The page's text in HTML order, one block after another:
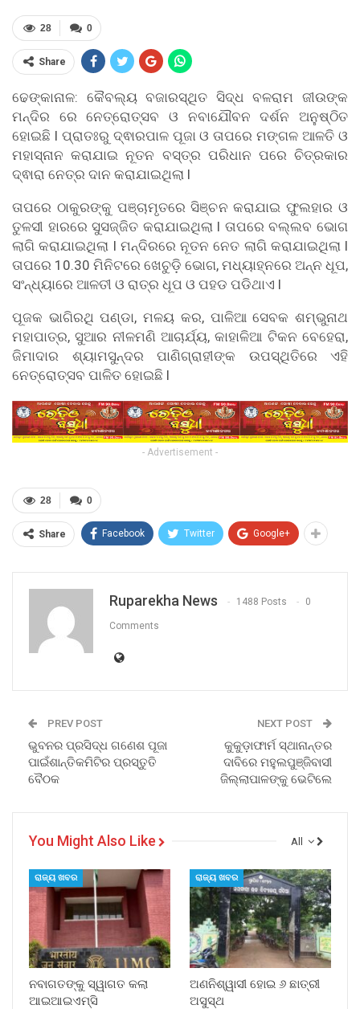
0
28
Share
ଢେଙ୍କାନାଳ: କୈବଲ୍ୟ ବଜାରସ୍ଥିତ ସିଦ୍ଧ ବଳରାମ ଜୀଉଙ୍କ
ମନ୍ଦିର ରେ ନେତ୍ରୋତ୍ସବ ଓ ନବାଯୌବନ ଦର୍ଶନ ଅନୁଷ୍ଠିତ
ହୋଇଛି l ପ୍ରାତଃରୁ ଦ୍ଵାରପାଳ ପୂଜା ଓ ତାପରେ ମଙ୍ଗଳ ଆଳତି ଓ
ମହାସ୍ନାନ କରାଯାଇ ନୂତନ ବସ୍ତ୍ର ପରିଧାନ ପରେ ଚିତ୍ରକାର
ଦ୍ଵାରା ନେତ୍ର ଦାନ କରାଯାଇଥିଲା l
ତାପରେ ଠାକୁରଙ୍କୁ ପଞ୍ଚାମୃତରେ ସିଞ୍ଚନ କରାଯାଇ ଫୁଲହାର ଓ
ତୁଳସୀ ହାରରେ ସୁସଜ୍ଜିତ କରାଯାଇଥିଲା l ତାପରେ ବଲ୍ଲବ ଭୋଗ
ଲାଗି କରାଯାଇଥିଲା l ମନ୍ଦିରରେ ନୂତନ ନେତ ଲାଗି କରାଯାଇଥିଲା l
ତାପରେ 10.30 ମିନିଟରେ ଖେଚୁଡ଼ି ଭୋଗ, ମଧ୍ୟାହ୍ନରେ ଅନ୍ନ ଧୂପ,
ସଂନ୍ଧ୍ୟାରେ ଆଳତୀ ଓ ରାତ୍ର ଧୂପ ଓ ପହଡ ପଡିଥାଏ l
ପୂଜକ ଭାଗିରଥି ପଣ୍ଡା, ମଳୟ କର, ପାଳିଆ ସେବକ ଶମ୍ଭୁନାଥ
ମହାପାତ୍ର, ସୁଆର ନୀଳମଣି ଆଚାର୍ଯ୍ୟ, କାହାଳିଆ ଟିକନ ବେହେରା,
ଜିମାଦାର ଶ୍ୟାମସୁନ୍ଦର ପାଣିଗ୍ରାହୀଙ୍କ ଉପସ୍ଥିତିରେ ଏହି
ନେତ୍ରୋତ୍ସବ ପାଳିତ ହୋଇଛି l
- Advertisement -
0
28
Share Facebook Twitter Google+
Ruparekha News 1488 Posts 0
Comments
PREV POST
ଭୁବନର ପ୍ରସିଦ୍ଧ ଗଣେଶ ପୂଜା
ପାଇଁଶାନ୍ତିକମିଟିର ପ୍ରସ୍ତୁତି
ବୈଠକ
NEXT POST
କୁକୁଡ଼ାଫାର୍ମ ସ୍ଥାନାନ୍ତର
ଦାବିରେ ମହୁଲପୁଞ୍ଜିବାସୀ
ଜିଲ୍ଲାପାଳଙ୍କୁ ଭେଟିଲେ
All
You Might Also Like
ରାଜ୍ୟ ଖବର
ନବାଗତଙ୍କୁ ସ୍ୱାଗତ କଲା
ଆଇଆଇଏମ୍‌ସି
ରାଜ୍ୟ ଖବର
ଅଣନିଶ୍ୱାସୀ ହୋଇ ୬ ଛାତ୍ରୀ
ଅସୁସ୍ଥ